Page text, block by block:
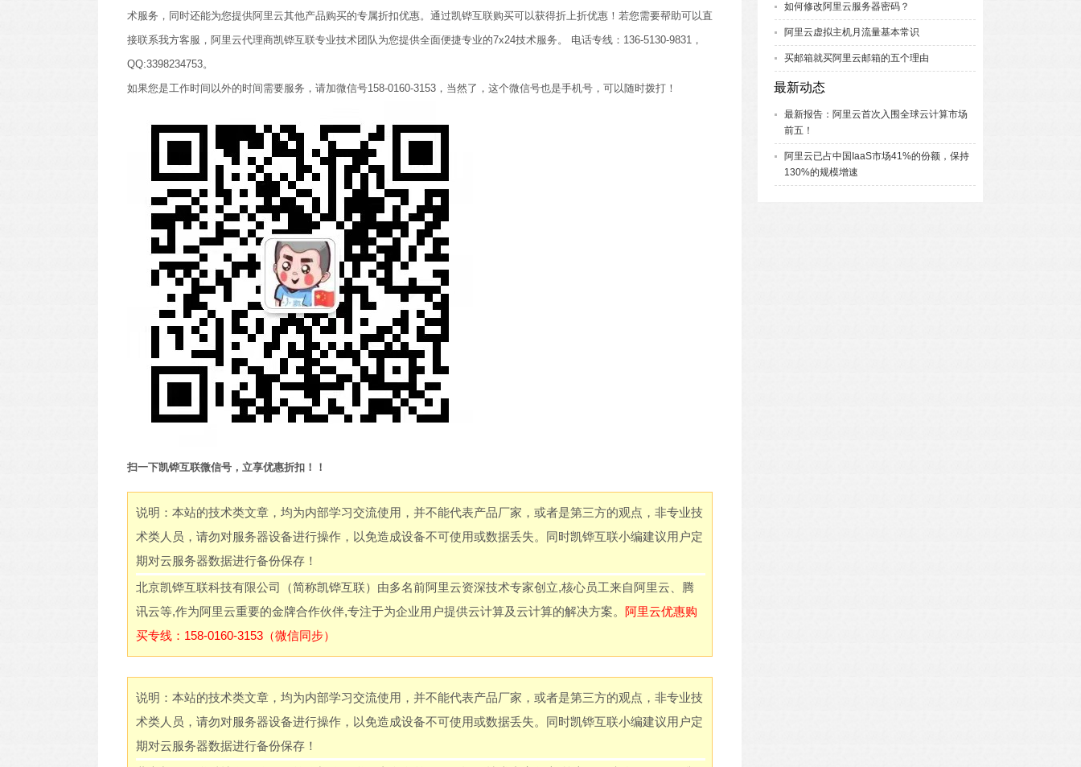
术服务，同时还能为您提供阿里云其他产品购买的专属折扣优惠。通过凯铧互联购买可以获得折上折优惠！若您需要帮助可以直
接联系我方客服，阿里云代理商凯铧互联专业技术团队为您提供全面便捷专业的7x24技术服务。 电话专线：136-5130-9831，
QQ:3398234753。
如果您是工作时间以外的时间需要服务，请加微信号158-0160-3153，当然了，这个微信号也是手机号，可以随时拨打！
扫一下凯铧互联微信号，立享优惠折扣！！
说明：本站的技术类文章，均为内部学习交流使用，并不能代表产品厂家，或者是第三方的观点，非专业技
术类人员，请勿对服务器设备进行操作，以免造成设备不可使用或数据丢失。同时凯铧互联小编建议用户定
期对云服务器数据进行备份保存！
北京凯铧互联科技有限公司（简称凯铧互联）由多名前阿里云资深技术专家创立,核心员工来自阿里云、腾
讯云等,作为阿里云重要的金牌合作伙伴,专注于为企业用户提供云计算及云计算的解决方案。 阿里云优惠购
买专线：158-0160-3153（微信同步）
说明：本站的技术类文章，均为内部学习交流使用，并不能代表产品厂家，或者是第三方的观点，非专业技
术类人员，请勿对服务器设备进行操作，以免造成设备不可使用或数据丢失。同时凯铧互联小编建议用户定
期对云服务器数据进行备份保存！
如何修改阿里云服务器密码？
阿里云虚拟主机月流量基本常识
买邮箱就买阿里云邮箱的五个理由
最新动态
最新报告：阿里云首次入围全球云计算市场
前五！
阿里云已占中国IaaS市场41%的份额，保持
130%的规模增速